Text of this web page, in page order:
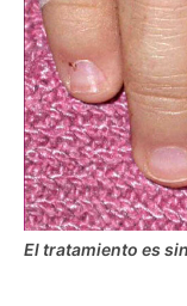
El tratamiento es